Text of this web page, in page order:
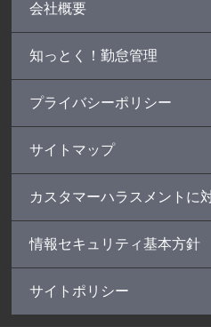
会社概要
知っとく！勤怠管理
情報セキュリティ基本方針
サイトポリシー
プライバシーポリシー
サイトマップ
カスタマーハラスメントに